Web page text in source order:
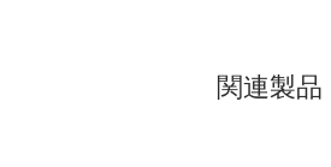
関連製品